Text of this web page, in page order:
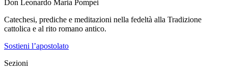
Don Leonardo Maria Pompei
Catechesi, prediche e meditazioni nella fedeltà alla Tradizione
cattolica e al rito romano antico.
Sostieni l’apostolato
Sezioni